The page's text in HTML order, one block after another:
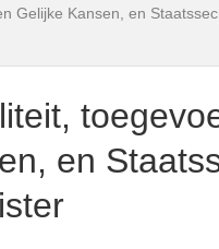
Kansen, en
en